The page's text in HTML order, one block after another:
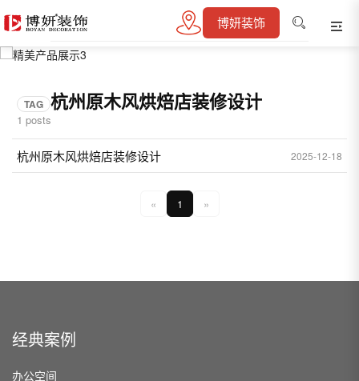
博妍装饰
03 / 04
TAG 杭州原木风烘焙店装修设计
1 posts
杭州原木风烘焙店装修设计 2025-12-18
« 1 »
经典案例
办公空间